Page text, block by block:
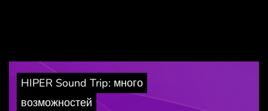
HIPER Sound Trip: много
возможностей